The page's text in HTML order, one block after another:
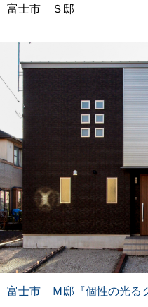
富士市 Ｓ邸
富士市 Ｍ邸『個性の光る